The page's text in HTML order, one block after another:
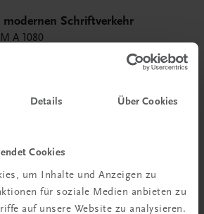
Details Über Cookies
Cookies
um Inhalte und Anzeigen zu
für soziale Medien anbieten zu
auf unsere Website zu analysieren.
Schriftverkehr
A 1080